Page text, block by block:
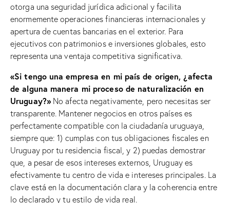
otorga una seguridad jurídica adicional y facilita
enormemente operaciones financieras internacionales y
apertura de cuentas bancarias en el exterior. Para
ejecutivos con patrimonios e inversiones globales, esto
representa una ventaja competitiva significativa.
«Si tengo una empresa en mi país de origen, ¿afecta
de alguna manera mi proceso de naturalización en
Uruguay?»No afecta negativamente, pero necesitas ser
transparente. Mantener negocios en otros países es
perfectamente compatible con la ciudadanía uruguaya,
siempre que: 1) cumplas con tus obligaciones fiscales en
Uruguay por tu residencia fiscal, y 2) puedas demostrar
que, a pesar de esos intereses externos, Uruguay es
efectivamente tu centro de vida e intereses principales. La
clave está en la documentación clara y la coherencia entre
lo declarado y tu estilo de vida real.